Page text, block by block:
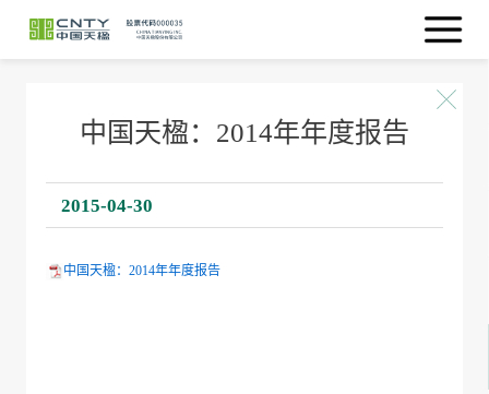
中国天楹：2014年年度报告
2015-04-30
中国天楹：2014年年度报告